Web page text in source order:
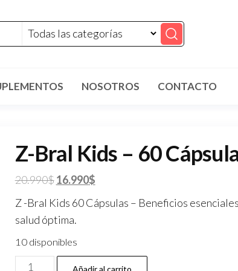
NOSOTROS CONTACTO
Z-Bral Kids – 60
20.990$El
precio
original
20.990$.
16.990$El
precio
actual
Z -Bral Kids 60 Cápsulas – Beneficios
salud óptima.
10 disponibles
Añadir al carrito